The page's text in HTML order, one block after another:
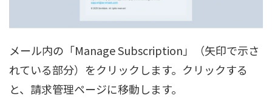
メール内の「Manage Subscription」（矢印で示さ
れている部分）をクリックします。クリックする
と、請求管理ページに移動します。